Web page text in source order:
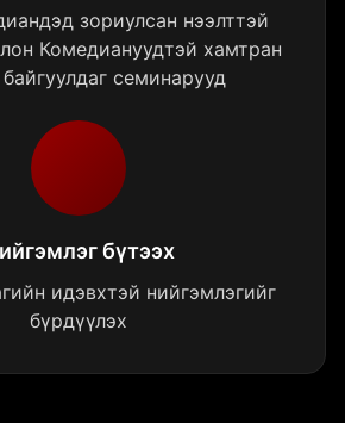
зориулсан нээлттэй
Комедиануудтэй хамтран
семинарууд
бүтээх
идэвхтэй нийгэмлэгийг
бүрдүүлэх